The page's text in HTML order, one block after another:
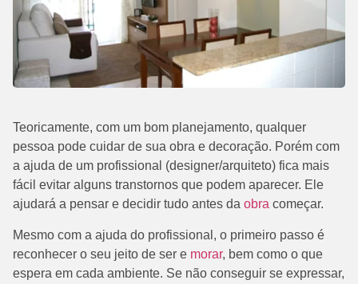
Teoricamente, com um bom planejamento, qualquer
pessoa pode cuidar de sua obra e decoração. Porém com
a ajuda de um profissional (designer/arquiteto) fica mais
fácil evitar alguns transtornos que podem aparecer. Ele
ajudará a pensar e decidir tudo antes da obra começar.
Mesmo com a ajuda do profissional, o primeiro passo é
reconhecer o seu jeito de ser e morar, bem como o que
espera em cada ambiente. Se não conseguir se expressar,